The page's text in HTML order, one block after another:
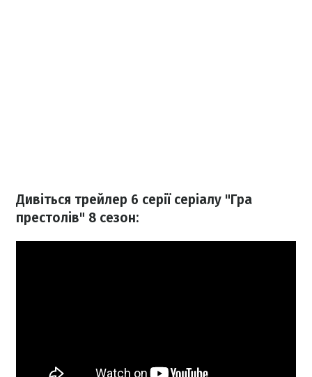
Дивіться трейлер 6 серії серіалу "Гра
престолів" 8 сезон: